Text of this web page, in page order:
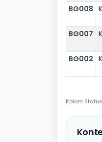
BG008
BG007
BG002
Kolom